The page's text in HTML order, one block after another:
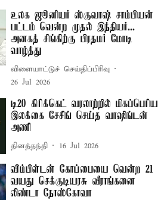
உலக ஜூனியர் ஸ்குவாஷ் சாம்பியன்
பட்டம் வென்ற முதல் இந்தியர்...
அனகத் சிங்கிற்கு பிரதமர் மோடி
வாழ்த்து
விளையாட்டுச் செய்திப்பிரிவு
26 Jul 2026
டி20 கிரிக்கெட் வரலாற்றில் மிகப்பெரிய
இலக்கை சேசிங் செய்த வாஷிங்டன்
அணி
தினத்தந்தி 16 Jul 2026
விம்பிள்டன் கோப்பையை வென்ற 21
வயது செக்குடியரசு வீராங்கனை
லிண்டா நோஸ்கோவா